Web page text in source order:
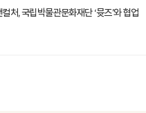
처, 국립박물관문화재단 ‘뮷즈’와 협업